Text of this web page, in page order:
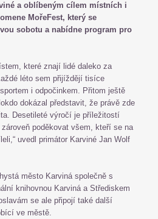
a oblíbeným cílem místních i
MořeFest, který se
sobotu a nabídne program pro
které znají lidé daleko za
léto sem přijíždějí tisíce
i odpočinkem. Přitom ještě
dokázal představit, že právě zde
Desetileté výročí je příležitostí
poděkovat všem, kteří se na
uvedl primátor Karviné Jan Wolf
město Karviná společně s
knihovnou Karviná a Střediskem
se ale připojí také další
ve městě.